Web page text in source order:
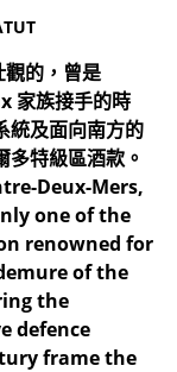
的，曾是
家族接手的時
統及面向南方的
特級區酒款。
Deux-Mers,
one of the
renowned for
of the
the
defence
frame the